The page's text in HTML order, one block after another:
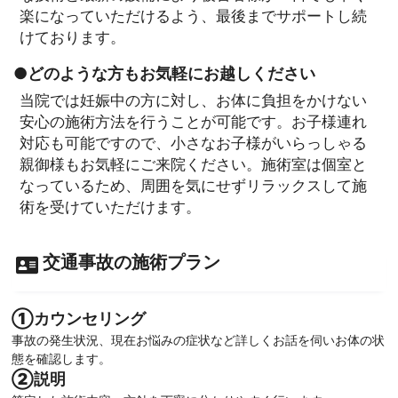
楽になっていただけるよう、最後までサポートし続
けております。
●どのような方もお気軽にお越しください
当院では妊娠中の方に対し、お体に負担をかけない
安心の施術方法を行うことが可能です。お子様連れ
対応も可能ですので、小さなお子様がいらっしゃる
親御様もお気軽にご来院ください。施術室は個室と
なっているため、周囲を気にせずリラックスして施
術を受けていただけます。
交通事故の施術プラン
①カウンセリング
事故の発生状況、現在お悩みの症状など詳しくお話を伺いお体の状
態を確認します。
②説明